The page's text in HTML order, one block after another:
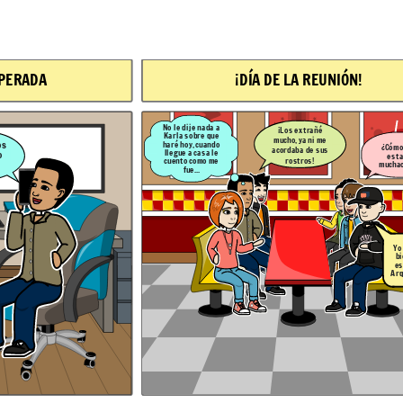
COMUNICACIÓN ENTRE PAREJA
a
pero
a Karla sobre
siempre lo
él.
Después de la reunión, la amiga de Roberto, la cual
apreció mucho porque la apoyó en aquel tiempo
escolar, le pide que la acompañe a la casa de sus tíos,
debido a que no conoce mucho la ciudad de Trujillo y
no quiere gastar en un taxi.
estado
muchachos?
Yo ando muy
bien, estoy
estudiando
Arquitectura.
acompañar a la casa
conozco mucho las
calles, por favor.
ahí conversamos
en este tiempo!
¡DÍA DE LA REUNIÓN!
¡Los extrañé
mucho, ya ni me
acordaba de sus
rostros!
No le dije nada a
Karla sobre que
haré hoy, cuando
llegue a casa le
cuento como me
fue...